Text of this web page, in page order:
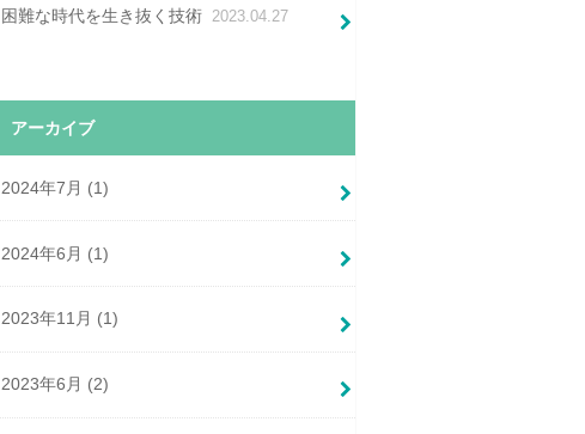
困難な時代を生き抜く技術 2023.04.27
アーカイブ
2024年7月 (1)
2024年6月 (1)
2023年11月 (1)
2023年6月 (2)